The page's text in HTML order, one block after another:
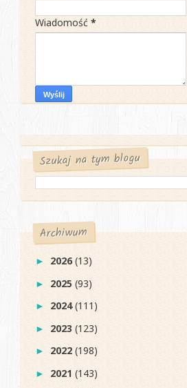
Wiadomość*
Szukaj na tym blogu
Archiwum
► 2026(13)
► 2025(93)
► 2024(111)
► 2023(123)
► 2022(198)
► 2021(143)